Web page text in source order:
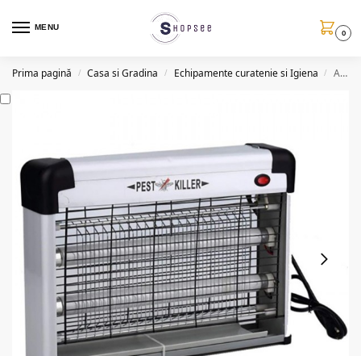
MENU
0
Prima pagină / Casa si Gradina / Echipamente curatenie si Igiena / Aparat electric impotriva insectelor Pest Killer, 20W